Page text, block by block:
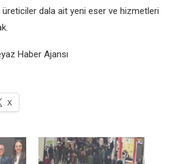
üreticiler dala ait yeni eser ve hizmetleri
Haber Ajansı
X